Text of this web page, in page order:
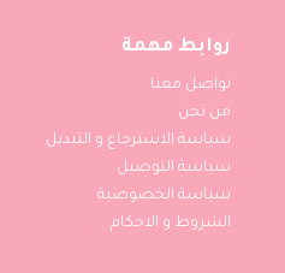
روابط مهمة
تواصل معنا
من نحن
سياسة الاسترجاع و التبديل
سياسة التوصيل
سياسة الخصوصية
الشروط و الاحكام